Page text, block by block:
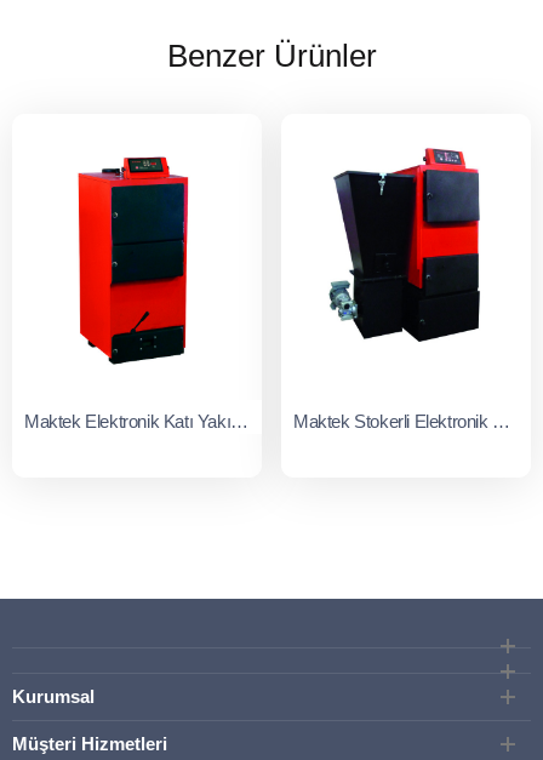
Benzer Ürünler
Maktek Elektronik Katı Yakıtlı Kat Kaloriferi Maktek Stokerli Elektronik Katı Yakıtlı Kat Kaloriferi
Kurumsal
Müşteri Hizmetleri